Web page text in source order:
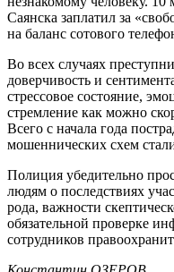
Саянска заплатил за
на баланс сотового
Во всех случаях
доверчивость и
стрессовое состояние,
стремление как можно
Всего с начала года
мошеннических схем
Полиция убедительно
людям о последствиях
рода, важности
обязательной проверке
сотрудников